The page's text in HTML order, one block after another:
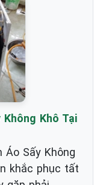
Không Khô Tại
Áo Sấy Không
khắc phục tất